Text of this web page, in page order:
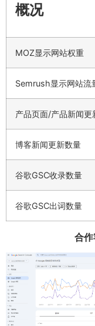
概况
MOZ显示网站权重
Semrush显示网站流
产品页面/产品新闻更
博客新闻更新数量
谷歌GSC收录数量
谷歌GSC出词数量
合